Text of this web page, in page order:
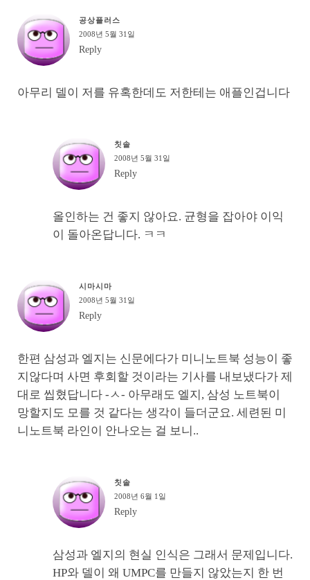
공상플러스
2008년 5월 31일
Reply
아무리 델이 저를 유혹한데도 저한테는 애플인겁니다
칫솔
2008년 5월 31일
Reply
올인하는 건 좋지 않아요. 균형을 잡아야 이익
이 돌아온답니다. ㅋㅋ
시마시마
2008년 5월 31일
Reply
한편 삼성과 엘지는 신문에다가 미니노트북 성능이 좋
지않다며 사면 후회할 것이라는 기사를 내보냈다가 제
대로 씹혔답니다 -ㅅ- 아무래도 엘지, 삼성 노트북이
망할지도 모를 것 같다는 생각이 들더군요. 세련된 미
니노트북 라인이 안나오는 걸 보니..
칫솔
2008년 6월 1일
Reply
삼성과 엘지의 현실 인식은 그래서 문제입니다.
HP와 델이 왜 UMPC를 만들지 않았는지 한 번